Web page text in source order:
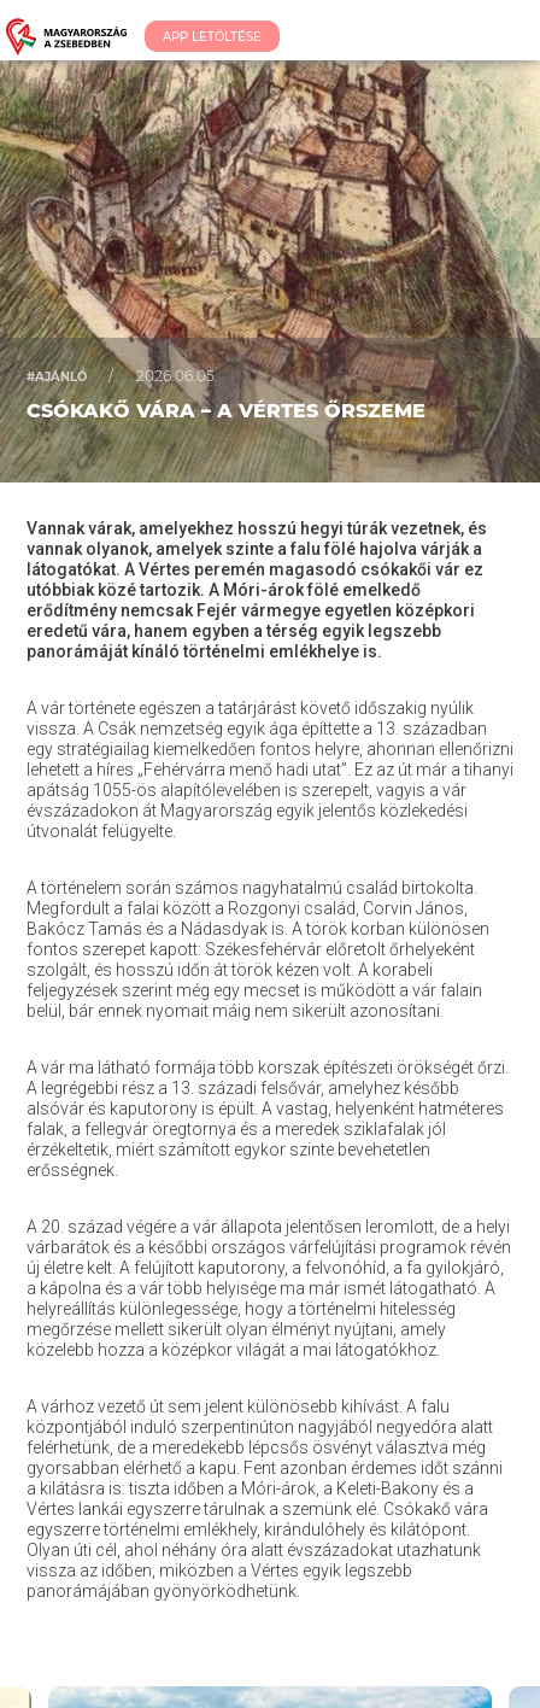
APP LETÖLTÉSE
#AJÁNLÓ / 2026.06.05.
CSÓKAKŐ VÁRA – A VÉRTES ŐRSZEME
Vannak várak, amelyekhez hosszú hegyi túrák vezetnek, és
vannak olyanok, amelyek szinte a falu fölé hajolva várják a
látogatókat. A Vértes peremén magasodó csókakői vár ez
utóbbiak közé tartozik. A Móri-árok fölé emelkedő
erődítmény nemcsak Fejér vármegye egyetlen középkori
eredetű vára, hanem egyben a térség egyik legszebb
panorámáját kínáló történelmi emlékhelye is.
A vár története egészen a tatárjárást követő időszakig nyúlik
vissza. A Csák nemzetség egyik ága építtette a 13. században
egy stratégiailag kiemelkedően fontos helyre, ahonnan ellenőrizni
lehetett a híres „Fehérvárra menő hadi utat”. Ez az út már a tihanyi
apátság 1055-ös alapítólevelében is szerepelt, vagyis a vár
évszázadokon át Magyarország egyik jelentős közlekedési
útvonalát felügyelte.
A történelem során számos nagyhatalmú család birtokolta.
Megfordult a falai között a Rozgonyi család, Corvin János,
Bakócz Tamás és a Nádasdyak is. A török korban különösen
fontos szerepet kapott: Székesfehérvár előretolt őrhelyeként
szolgált, és hosszú időn át török kézen volt. A korabeli
feljegyzések szerint még egy mecset is működött a vár falain
belül, bár ennek nyomait máig nem sikerült azonosítani.
A vár ma látható formája több korszak építészeti örökségét őrzi.
A legrégebbi rész a 13. századi felsővár, amelyhez később
alsóvár és kaputorony is épült. A vastag, helyenként hatméteres
falak, a fellegvár öregtornya és a meredek sziklafalak jól
érzékeltetik, miért számított egykor szinte bevehetetlen
erősségnek.
A 20. század végére a vár állapota jelentősen leromlott, de a helyi
várbarátok és a későbbi országos várfelújítási programok révén
új életre kelt. A felújított kaputorony, a felvonóhíd, a fa gyilokjáró,
a kápolna és a vár több helyisége ma már ismét látogatható. A
helyreállítás különlegessége, hogy a történelmi hitelesség
megőrzése mellett sikerült olyan élményt nyújtani, amely
közelebb hozza a középkor világát a mai látogatókhoz.
A várhoz vezető út sem jelent különösebb kihívást. A falu
központjából induló szerpentinúton nagyjából negyedóra alatt
felérhetünk, de a meredekebb lépcsős ösvényt választva még
gyorsabban elérhető a kapu. Fent azonban érdemes időt szánni
a kilátásra is: tiszta időben a Móri-árok, a Keleti-Bakony és a
Vértes lankái egyszerre tárulnak a szemünk elé. Csókakő vára
egyszerre történelmi emlékhely, kirándulóhely és kilátópont.
Olyan úti cél, ahol néhány óra alatt évszázadokat utazhatunk
vissza az időben, miközben a Vértes egyik legszebb
panorámájában gyönyörködhetünk.